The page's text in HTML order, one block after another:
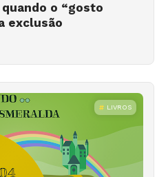
o “gosto
exclusão
LIVROS